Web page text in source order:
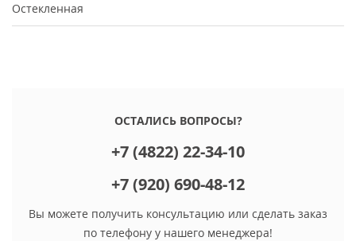
Остекленная
ОСТАЛИСЬ ВОПРОСЫ?
+7 (4822) 22-34-10
+7 (920) 690-48-12
Вы можете получить консультацию или сделать заказ
по телефону у нашего менеджера!